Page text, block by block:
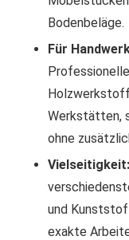
Bodenbeläge.
Für
Werkstätten,
ohne
Vielseitigkeit:
und
exakte